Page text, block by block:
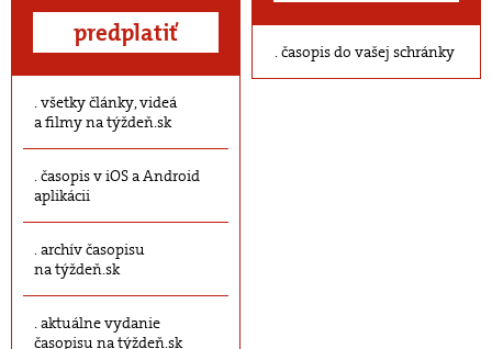
predplatiť
všetky články, videá
a filmy na týždeň.sk
časopis v iOS a Android
aplikácii
archív časopisu
na týždeň.sk
aktuálne vydanie
časopisu na týždeň.sk
časopis do vašej schránky